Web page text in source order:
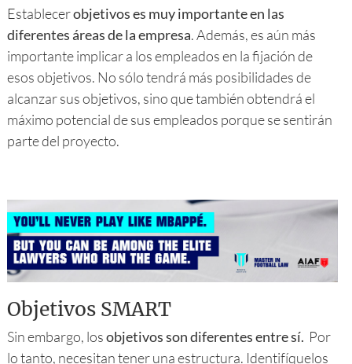
Establecerobjetivos es muy importante en las
diferentes áreas de la empresa. Además, es aún más
importante implicar a los empleados en la fijación de
esos objetivos. No sólo tendrá más posibilidades de
alcanzar sus objetivos, sino que también obtendrá el
máximo potencial de sus empleados porque se sentirán
parte del proyecto.
Objetivos SMART
Sin embargo, losobjetivos son diferentes entre sí. Por
lo tanto, necesitan tener una estructura. Identifíquelos